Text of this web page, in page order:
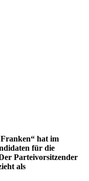
hat im
für die
Parteivorsitzender
als